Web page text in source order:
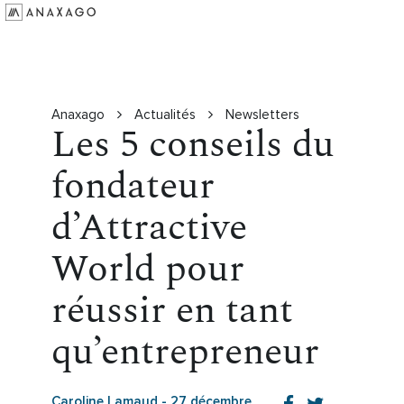
RessourcesAnaxago Actualités Newsletters
Les 5 conseils du
fondateur
d’Attractive
World pour
réussir en tant
qu’entrepreneur